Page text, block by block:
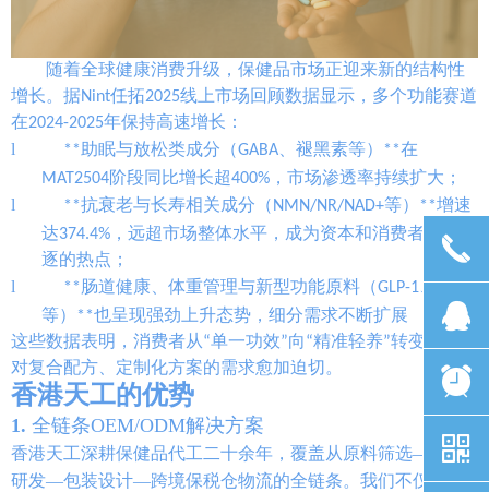
随着全球健康消费升级，保健品市场正迎来新的结构性
增长。据Nint任拓2025线上市场回顾数据显示，多个功能赛道
在2024-2025年保持高速增长：
l
**助眠与放松类成分（GABA、褪黑素等）**在
MAT2504阶段同比增长超400%，市场渗透率持续扩大；
l
**抗衰老与长寿相关成分（NMN/NR/NAD+等）**增速
达374.4%，远超市场整体水平，成为资本和消费者共同追
逐的热点；
l
**肠道健康、体重管理与新型功能原料（GLP-1、AKK
等）**也呈现强劲上升态势，细分需求不断扩展
这些数据表明，消费者从“单一功效”向“精准轻养”转变，市场
对复合配方、定制化方案的需求愈加迫切。
香港天工的优势
1. 全链条OEM/ODM解决方案
香港天工深耕保健品代工二十余年，覆盖从原料筛选—配方
研发—包装设计—跨境保税仓物流的全链条。我们不仅能快
끅
뀩
뀥
낃